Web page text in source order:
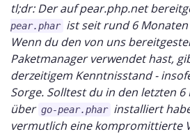
tl;dr: Der auf pear.php.net
pear.phar ist seit rund 6
Wenn du den von uns
Paketmanager verwendet hast,
derzeitigem Kenntnisstand -
Sorge. Solltest du in den letzten 6
über go-pear.phar installiert
vermutlich eine kompromittierte